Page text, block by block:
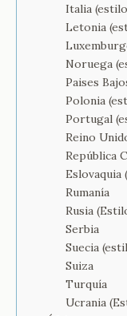
Italia
Letonia
Noruega
Paises
Polonia
Portugal
Reino
República
Eslovaquia
Rumanía
Rusia
Serbia
Suecia
Suiza
Turquía
Ucrania